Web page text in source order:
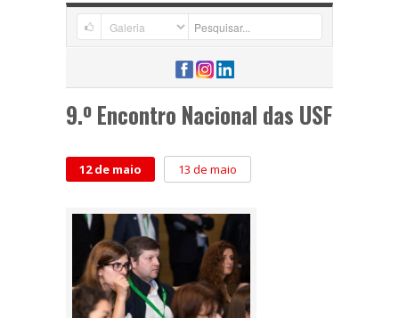
9.º Encontro Nacional das USF
12 de maio 13 de maio